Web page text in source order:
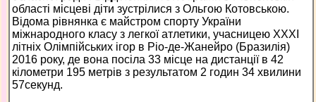
області місцеві діти зустрілися з Ольгою Котовською.
Відома рівнянка є майстром спорту України
міжнародного класу з легкої атлетики, учасницею ХХХІ
літніх Олімпійських ігор в Ріо-де-Жанейро (Бразилія)
2016 року, де вона посіла 33 місце на дистанції в 42
кілометри 195 метрів з результатом 2 годин 34 хвилини
57секунд.